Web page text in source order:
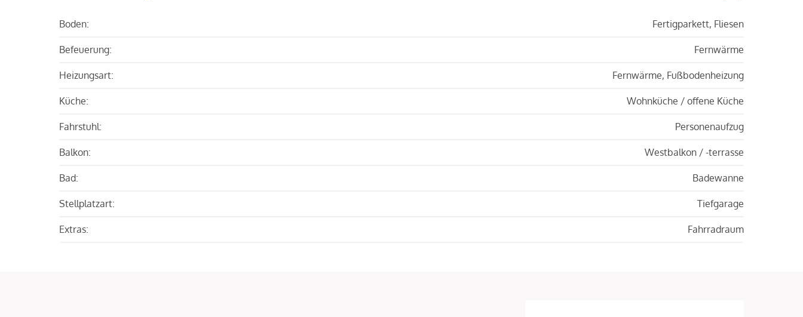
Boden: Fertigparkett, Fliesen
Befeuerung: Fernwärme
Heizungsart: Fernwärme, Fußbodenheizung
Küche: Wohnküche / offene Küche
Fahrstuhl: Personenaufzug
Balkon: Westbalkon / -terrasse
Bad: Badewanne
Stellplatzart: Tiefgarage
Extras: Fahrradraum